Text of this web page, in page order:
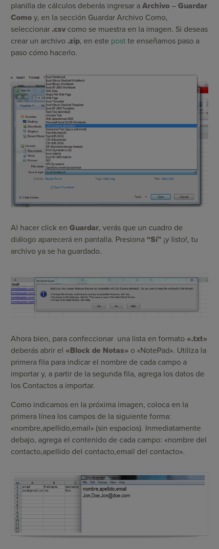
planilla de cálculos deberás ingresar aArchivo –Guardar
Como y, en la sección Guardar Archivo Como,
seleccionar .csvcomo se muestra en la imagen. Si deseas
crear un archivo .zip, en este post te enseñamos paso a
paso cómo hacerlo.
Al hacer click enGuardar, verás que un cuadro de
diálogo aparecerá en pantalla. Presiona“Sí” ¡y listo!, tu
archivo ya se ha guardado.
Ahora bien, para confeccionar una lista en formato «.txt»
deberás abrir el «Block de Notas» o «NotePad». Utiliza la
primera fila para indicar el nombre de cada campo a
importar y, a partir de la segunda fila, agrega los datos de
los Contactos a importar.
Como indicamos en la próxima imagen, coloca en la
primera línea los campos de la siguiente forma:
«nombre,apellido,email» (sin espacios). Inmediatamente
debajo, agrega el contenido de cada campo: «nombre del
contacto,apellido del contacto,email del contacto».